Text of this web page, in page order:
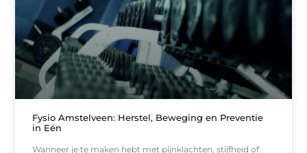
Fysio Amstelveen: Herstel, Beweging en Preventie
in Eén
Wanneer je te maken hebt met pijnklachten, stijfheid of